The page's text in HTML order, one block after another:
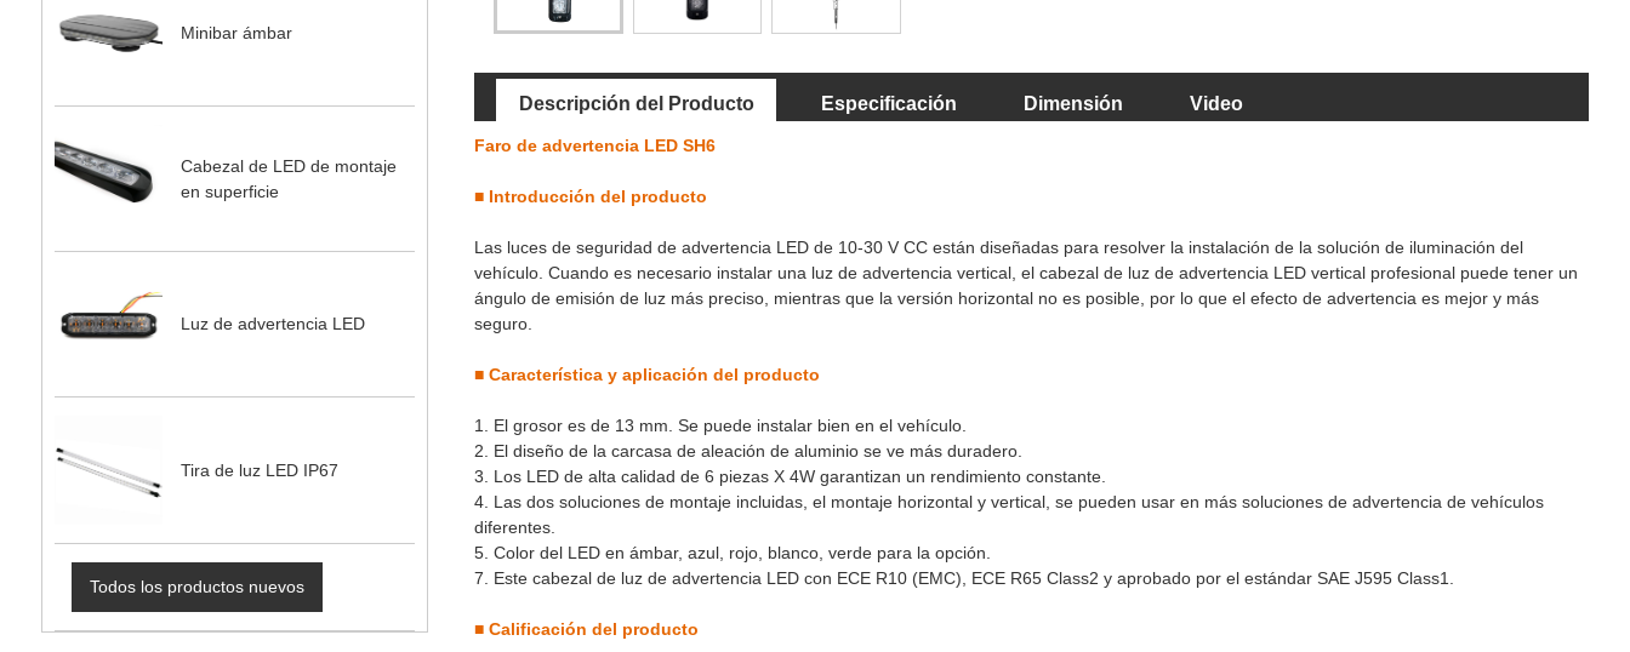
Minibar ámbar
Cabezal de LED de montaje
en superficie
Luz de advertencia LED
Tira de luz LED IP67
Todos los productos nuevos
Descripción del Producto Especificación Dimensión Video
Faro de advertencia LED SH6
■ Introducción del producto
Las luces de seguridad de advertencia LED de 10-30 V CC están diseñadas para resolver la instalación de la solución de iluminación del
vehículo. Cuando es necesario instalar una luz de advertencia vertical, el cabezal de luz de advertencia LED vertical profesional puede tener un
ángulo de emisión de luz más preciso, mientras que la versión horizontal no es posible, por lo que el efecto de advertencia es mejor y más
seguro.
■Característica y aplicación del producto
1. El grosor es de 13 mm. Se puede instalar bien en el vehículo.
2. El diseño de la carcasa de aleación de aluminio se ve más duradero.
3. Los LED de alta calidad de 6 piezas X 4W garantizan un rendimiento constante.
4. Las dos soluciones de montaje incluidas, el montaje horizontal y vertical, se pueden usar en más soluciones de advertencia de vehículos
diferentes.
5. Color del LED en ámbar, azul, rojo, blanco, verde para la opción.
7. Este cabezal de luz de advertencia LED con ECE R10 (EMC), ECE R65 Class2 y aprobado por el estándar SAE J595 Class1.
■Calificación del producto